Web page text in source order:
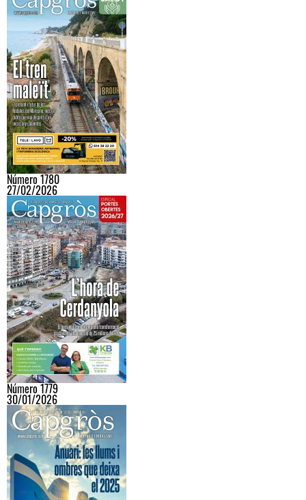
Número 1780
27/02/2026
Número 1779
30/01/2026